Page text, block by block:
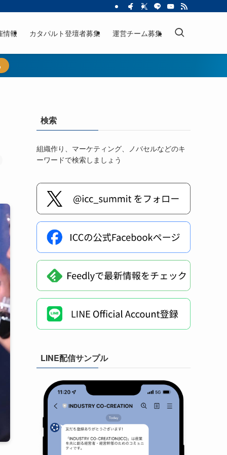
情報 カタパルト登壇者募集 運営チーム募集
検索
組織作り、マーケティング、ノバセルなどのキ
ーワードで検索しましょう
LINE配信サンプル